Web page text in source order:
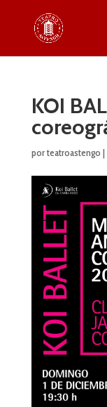
KOI
porteatroastengo |